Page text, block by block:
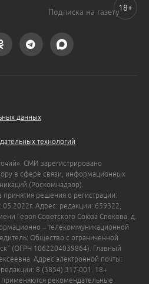
Подписка на газету
данных
технологий
СМИ зарегистрировано
в сфере связи, информационных
(Роскомнадзор).
решения о регистрации:
Адрес: редакции: 659322,
Героя Советского Союза Спекова, д.
– телекоммуникационной
Общество с ограниченной
(ОГРН 1062204039864). Главный
Адрес электронной почты:
8 (3854) 317-001. 18+
рекомендательные
18+